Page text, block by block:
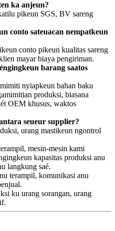
ka anjeun?
pikeun SGS, BV sareng
conto sateuacan nempatkeun
conto pikeun kualitas sareng
mayar biaya pengiriman.
barang saatos
nyiapkeun bahan baku
produksi, biasana
OEM khusus, waktos
seueur supplier?
urang mastikeun ngontrol
mesin-mesin kami
kapasitas produksi anu
langkung saé.
terampil, komunikasi anu
ku urang sorangan, urang